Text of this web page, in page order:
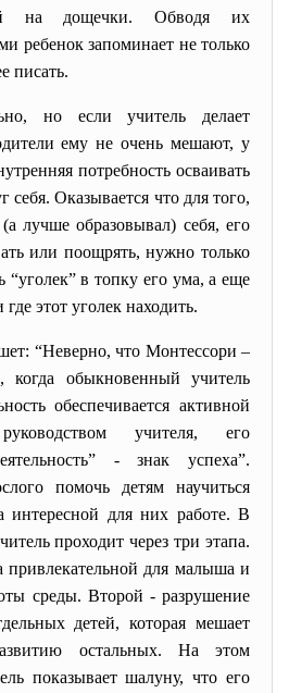
на дощечки. Обводя их
ребенок запоминает не только
писать.
но если учитель делает
ему не очень мешают, у
потребность осваивать
себя. Оказывается что для того,
лучше образовывал) себя, его
или поощрять, нужно только
“уголек” в топку его ума, а еще
этот уголек находить.
“Неверно, что Монтессори –
когда обыкновенный учитель
обеспечивается активной
учителя, его
- знак успеха”.
помочь детям научиться
интересной для них работе. В
проходит через три этапа.
для малыша и
среды. Второй - разрушение
детей, которая мешает
остальных. На этом
показывает шалуну, что его